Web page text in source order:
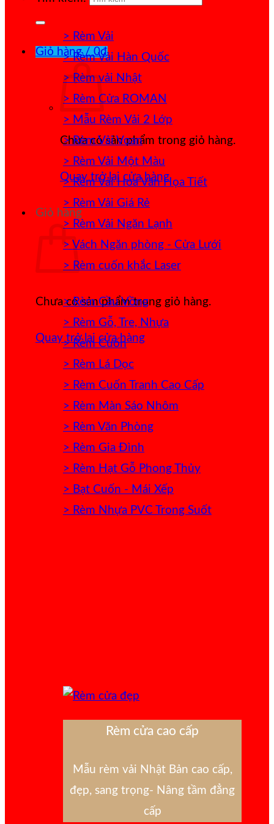
Giỏ hàng /0₫
Chưa có sản phẩm trong giỏ hàng.
Quay trở lại cửa hàng
Giỏ hàng
Chưa có sản phẩm trong giỏ hàng.
Quay trở lại cửa hàng
> Rèm Vải
> Rèm Vải Hàn Quốc
> Rèm vải Nhật
> Rèm Cửa ROMAN
> Mẫu Rèm Vải 2 Lớp
> Rèm Vải Voan
> Rèm Vải Một Màu
> Rèm Vải Hoa Văn Họa Tiết
> Rèm Vải Giá Rẻ
> Rèm Vải Ngăn Lạnh
> Vách Ngăn phòng - Cửa Lưới
> Rèm cuốn khắc Laser
> Rèm Cầu Vồng
> Rèm Gỗ, Tre, Nhựa
> Rèm Cuốn
> Rèm Lá Dọc
> Rèm Cuốn Tranh Cao Cấp
> Rèm Màn Sáo Nhôm
> Rèm Văn Phòng
> Rèm Gia Đình
> Rèm Hạt Gỗ Phong Thủy
> Bạt Cuốn - Mái Xếp
> Rèm Nhựa PVC Trong Suốt
Rèm cửa cao cấp
Mẫu rèm vải Nhật Bản cao cấp,
đẹp, sang trọng- Nâng tầm đẳng
cấp